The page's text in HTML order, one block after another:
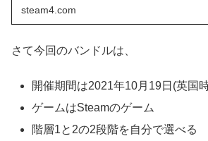
steam4.com
さて今回のバンドルは、
開催期間は2021年10月19日(英国
ゲームはSteamのゲーム
階層1と2の2段階を自分で選べる